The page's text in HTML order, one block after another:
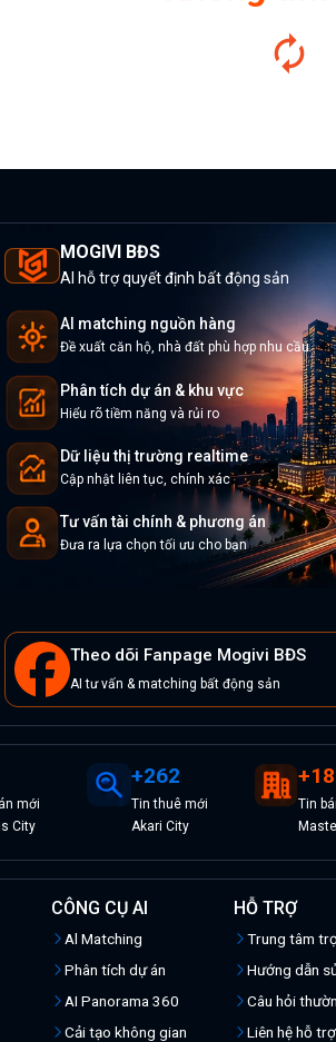
MOGIVI BĐS
AI hỗ trợ quyết định bất động sản
AI matching nguồn hàng
Đề xuất căn hộ, nhà đất phù hợp nhu cầu
Phân tích dự án & khu vực
Hiểu rõ tiềm năng và rủi ro
Dữ liệu thị trường realtime
Cập nhật liên tục, chính xác
Tư vấn tài chính & phương án
Đưa ra lựa chọn tối ưu cho bạn
Theo dõi Fanpage Mogivi BĐS
AI tư vấn & matching bất động sản
mới
City
+262
Tinthuêmới
Akari City
+
Tin
CÔNG CỤ AI
Al Matching
Phân tích dự án
AI Panorama 360
Cải tạo không gian
HỖ TRỢ
Trung tâm
Hướng dẫn
Câu hỏi
Liên hệ hỗ trợ